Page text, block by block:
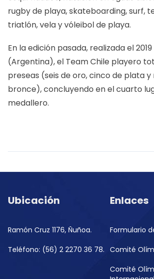
rugby de playa, skateboarding, surf,
triatlón, vela y vóleibol de playa.
En la edición pasada, realizada el
(Argentina), el Team Chile playero
preseas (seis de oro, cinco de plata y
bronce), concluyendo en el cuarto
medallero.
Ubicación
Ramón Cruz 1176, Ñuñoa.
Teléfono: (56) 2 2270 36 78.
Enlaces
Formulario
Comité
Comité